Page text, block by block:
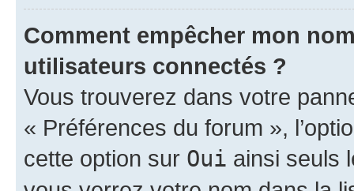
Comment empêcher mon
utilisateurs connectés ?
Vous trouverez dans votre
« Préférences du forum »,
cette option sur Oui ainsi seuls